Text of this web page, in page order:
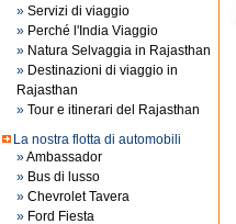
» Servizi di viaggio
» Perché l'India Viaggio
» Natura Selvaggia in Rajasthan
» Destinazioni di viaggio in
Rajasthan
» Tour e itinerari del Rajasthan
La nostra flotta di automobili
»Ambassador
» Bus di lusso
» Chevrolet Tavera
» Ford Fiesta